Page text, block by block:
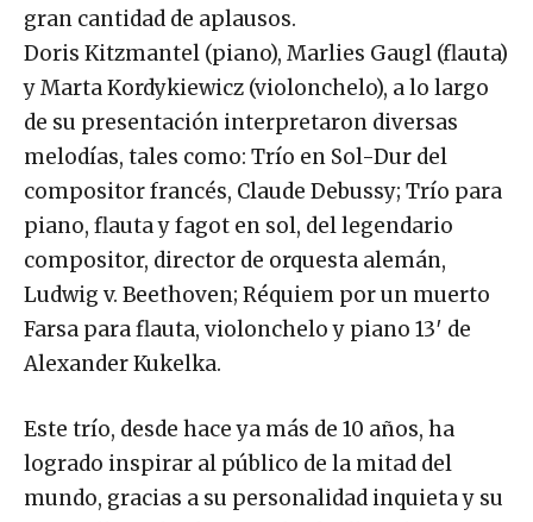
gran cantidad de aplausos.
Doris Kitzmantel (piano), Marlies Gaugl (flauta)
y Marta Kordykiewicz (violonchelo), a lo largo
de su presentación interpretaron diversas
melodías, tales como: Trío en Sol-Dur del
compositor francés, Claude Debussy; Trío para
piano, flauta y fagot en sol, del legendario
compositor, director de orquesta alemán,
Ludwig v. Beethoven; Réquiem por un muerto
Farsa para flauta, violonchelo y piano 13′ de
Alexander Kukelka.
Este trío, desde hace ya más de 10 años, ha
logrado inspirar al público de la mitad del
mundo, gracias a su personalidad inquieta y su